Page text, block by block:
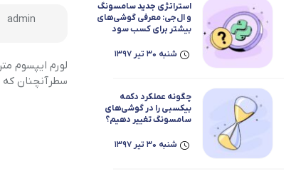
پاور بانک
سایر تجهیزات
قطعات موبایل
گجت هوشمند
موبایل
استراتژی جدید سامسونگ
و ال‌جی: معرفی گوشی‌های
بیشتر برای کسب سود
شنبه 30 تیر 1397
چگونه عملکرد دکمه
بیکسبی را در گوشی‌های
سامسونگ تغییر دهیم؟
شنبه 30 تیر 1397
admin
لورم ایپسوم
سطرآنچنان که